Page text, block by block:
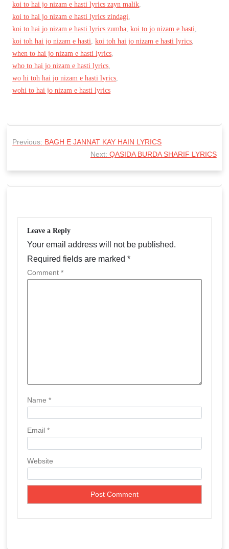
koi to hai jo nizam e hasti lyrics zayn malik,
koi to hai jo nizam e hasti lyrics zindagi,
koi to hai jo nizam e hasti lyrics zumba,koi to jo nizam e hasti,
koi toh hai jo nizam e hasti,koi toh hai jo nizam e hasti lyrics,
when to hai jo nizam e hasti lyrics,
who to hai jo nizam e hasti lyrics,
wo hi toh hai jo nizam e hasti lyrics,
wohi to hai jo nizam e hasti lyrics
o
s
t
Previous: BAGH E JANNAT KAY HAIN LYRICS
Next: QASIDA BURDA SHARIF LYRICS
Leave a Reply
Your email address will not be published.
Required fields are marked *
Comment *
Name *
Email *
Website